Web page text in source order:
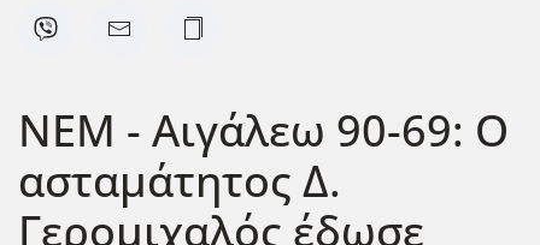
ΝΕΜ - Αιγάλεω 90-69: Ο
ασταμάτητος Δ.
Γερομιχαλός έδωσε